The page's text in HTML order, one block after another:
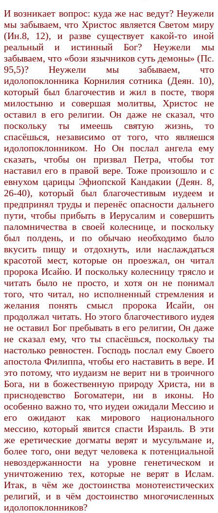
И возникает вопрос: куда же нас ведут? Неужели
мы забываем, что Христос является Светом миру
(Ин.8, 12), и разве существует какой-то иной
реальный и истинный Бог? Неужели мы
забываем, что «бози язычников суть демоны» (Пс.
95,5)? Неужели мы забываем, что
идолопоклонника Корнилия сотника (Деян. 10),
который был благочестив и жил в посте, творя
милостыню и совершая молитвы, Христос не
оставил в его религии. Он даже не сказал, что
поскольку ты имеешь святую жизнь, то
спасёшься, независимо от того, что являешся
идолопоклонником. Но Он послал ангела ему
сказать, чтобы он призвал Петра, чтобы тот
наставил его в правой вере. Тоже произошло и с
евнухом царицы Эфиопской Кандакии (Деян. 8,
26-40), который был благочестивым иудеем и
предпринял труды и перенёс опасности дальнего
пути, чтобы прибыть в Иерусалим и совершить
паломничества в своей колеснице, и поскольку
был полдень, и по обычаю необходимо было
вкусить пищу и отдохнуть, или наслаждаться
красотой мест, которые он проезжал, он читал
пророка Исайю. И поскольку колесницу трясло и
читать было не просто, и хотя он не понимал
того, что читал, но исполненный стремления и
желания понять смысл пророка Исайи, он
продолжал читать. Но этого благочестивого иудея
не оставил Бог пребывать в его религии, Он даже
не сказал ему, что ты спасёшься, поскольку ты
настолько ревностен. Господь послал ему Своего
апостола Филиппа, чтобы его наставить в вере. И
это потому, что иудаизм не верит ни в троичного
Бога, ни в божественную природу Христа, ни в
приснодевство Богоматери, ни в иконы. Но
особенно важно то, что иудеи ожидали Мессию и
его ожидают как мирового национального
мессию, который явится спасти Израиль. В эти
же еретические догматы верят и мусульмане и,
более того, они ведут человека к потенциальной
невоздержанности на уровне генетическом и
уничтожению тех, которые не верят в Ислам.
Итак, в чём же достоинства монотеистических
религий, и в чём достоинство многочисленных
идолопоклонников?